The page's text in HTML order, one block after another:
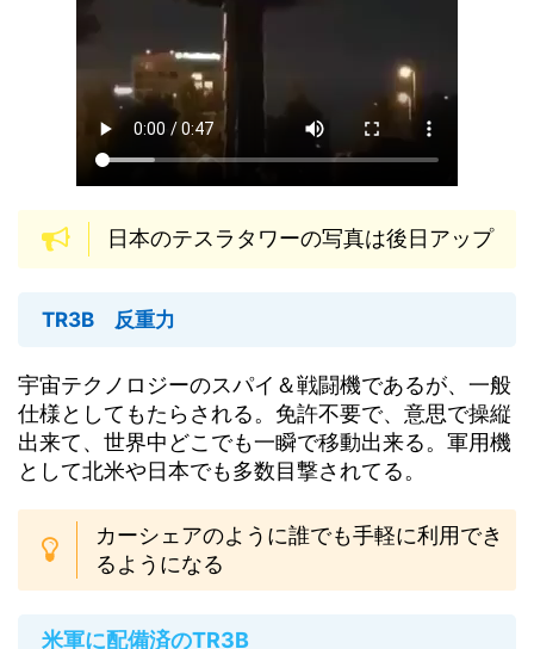
日本のテスラタワーの写真は後日アップ
TR3B 反重力
宇宙テクノロジーのスパイ＆戦闘機であるが、一般
仕様としてもたらされる。免許不要で、意思で操縦
出来て、世界中どこでも一瞬で移動出来る。軍用機
として北米や日本でも多数目撃されてる。
カーシェアのように誰でも手軽に利用でき
るようになる
米軍に配備済のTR3B